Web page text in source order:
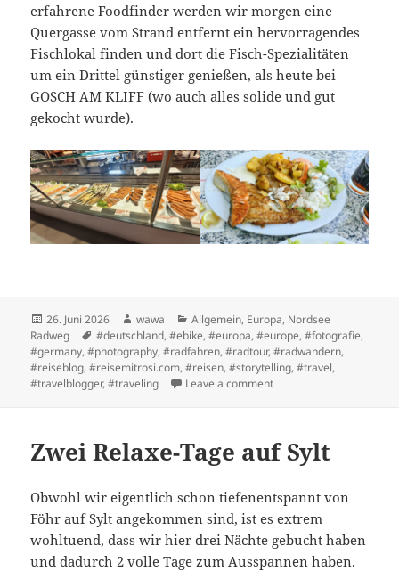
erfahrene Foodfinder werden wir morgen eine
Quergasse vom Strand entfernt ein hervorragendes
Fischlokal finden und dort die Fisch-Spezialitäten
um ein Drittel günstiger genießen, als heute bei
GOSCH AM KLIFF (wo auch alles solide und gut
gekocht wurde).
Posted
on
26. Juni 2026 Author
wawa Categories
Allgemein, Europa, Nordsee
Radweg
Tags
#deutschland,#ebike,#europa,#europe,#fotografie,
#germany,#photography,#radfahren,#radtour,#radwandern,
#reiseblog,#reisemitrosi.com,#reisen,#storytelling,#travel,
#travelblogger,#traveling Leave a commenton Etappe 9: Endpunkt
Zwei Relaxe-Tage auf Sylt
Obwohl wir eigentlich schon tiefenentspannt von
Föhr auf Sylt angekommen sind, ist es extrem
wohltuend, dass wir hier drei Nächte gebucht haben
und dadurch 2 volle Tage zum Ausspannen haben.